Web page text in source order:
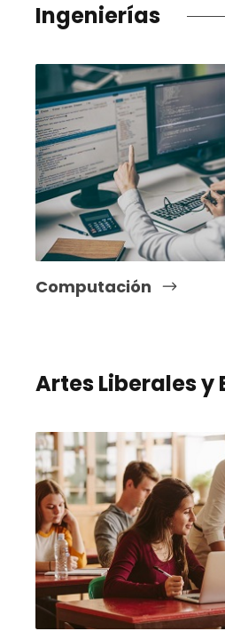
Ingenierías
Computación
Artes Liberales y